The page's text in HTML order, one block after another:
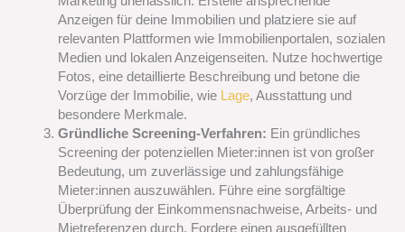
Anzeigen für deine Immobilien und platziere sie auf
relevanten Plattformen wie Immobilienportalen, sozialen
Medien und lokalen Anzeigenseiten. Nutze hochwertige
Fotos, eine detaillierte Beschreibung und betone die
Vorzüge der Immobilie, wie Lage, Ausstattung und
besondere Merkmale.
Gründliche Screening-Verfahren: Ein gründliches
Screening der potenziellen Mieter:innen ist von großer
Bedeutung, um zuverlässige und zahlungsfähige
Mieter:innen auszuwählen. Führe eine sorgfältige
Überprüfung der Einkommensnachweise, Arbeits- und
Mietreferenzen durch. Fordere einen ausgefüllten